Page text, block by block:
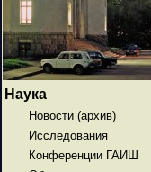
Наука
Новости (архив)
Исследования
Конференции ГАИШ